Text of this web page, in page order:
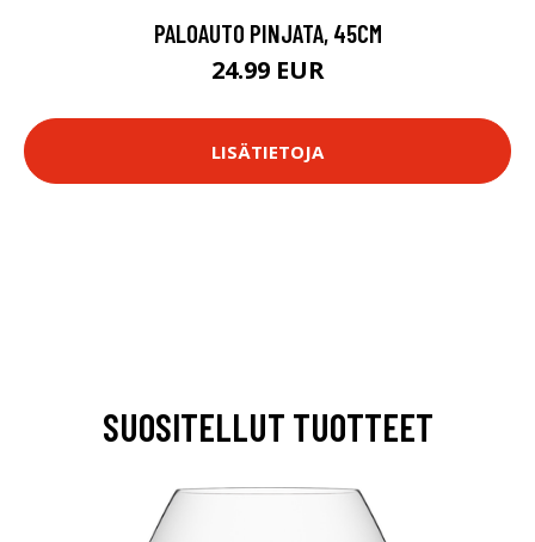
PALOAUTO PINJATA, 45CM
24.99 EUR
LISÄTIETOJA
SUOSITELLUT TUOTTEET